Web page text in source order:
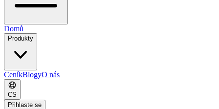
Domů
Produkty
CeníkBlogyO nás
CS
Přihlaste se